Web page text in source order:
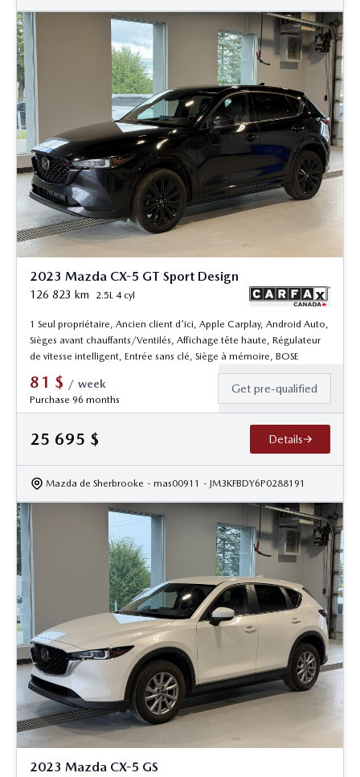
2023 Mazda CX-5 GT Sport Design
126 823 km 2.5L 4 cyl
1 Seul propriétaire, Ancien client d'ici, Apple Carplay, Android Auto,
Sièges avant chauffants/Ventilés, Affichage tête haute, Régulateur
de vitesse intelligent, Entrée sans clé, Siège à mémoire, BOSE
81 $ / week
Purchase 96 months
Get pre-qualified
25 695 $ Details
Mazda de Sherbrooke - mas00911 - JM3KFBDY6P0288191
2023 Mazda CX-5 GS